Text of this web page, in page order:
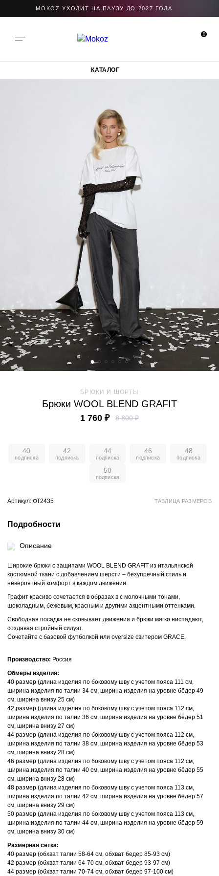
MOKOZ УХОДИТ НА ПАУЗУ ДО 2027 ГОДА
0
БРЮКИ И ШОРТЫ
Брюки WOOL BLEND GRAFIT
1 760 ₽ 8 800 ₽
40 42 44 46 48
50
Артикул: ФТ2435 ТАБЛИЦА РАЗМЕРОВ
Подробности
Описание
Широкие брюки с защипами WOOL BLEND GRAFIT из итальянской
костюмной ткани с добавлением шерсти – безупречный стиль и
невероятный комфорт в каждом движении.
Графит красиво сочетается в образах в с молочными тонами,
шоколадным, бежевым, красным и другими акцентными оттенками.
Свободная посадка не сковывает движения и брюки мягко ниспадают,
создавая стройный силуэт.
Сочетайте с базовой футболкой или oversize свитером GRACE.
Производство: Россия
Обмеры изделия:
40 размер (длина изделия по боковому шву с учетом пояса 111 см,
ширина изделия по талии 34 см, ширина изделия на уровне бёдер 49
см, ширина внизу 25 см)
42 размер (длина изделия по боковому шву с учетом пояса 112 см,
ширина изделия по талии 36 см, ширина изделия на уровне бёдер 51
см, ширина внизу 27 см)
44 размер (длина изделия по боковому шву с учетом пояса 112 см,
ширина изделия по талии 38 см, ширина изделия на уровне бёдер 53
см, ширина внизу 28 см)
46 размер (длина изделия по боковому шву с учетом пояса 112 см,
ширина изделия по талии 40 см, ширина изделия на уровне бёдер 55
см, ширина внизу 28 см)
48 размер (длина изделия по боковому шву с учетом пояса 113 см,
ширина изделия по талии 42 см, ширина изделия на уровне бёдер 57
см, ширина внизу 29 см)
50 размер (длина изделия по боковому шву с учетом пояса 113 см,
ширина изделия по талии 44 см, ширина изделия на уровне бёдер 59
см, ширина внизу 30 см)
Размерная сетка:
40 размер (обхват талии 58-64 см, обхват бедер 85-93 см)
42 размер (обхват талии 64-70 см, обхват бедер 93-97 см)
44 размер (обхват талии 70-74 см, обхват бедер 97-100 см)